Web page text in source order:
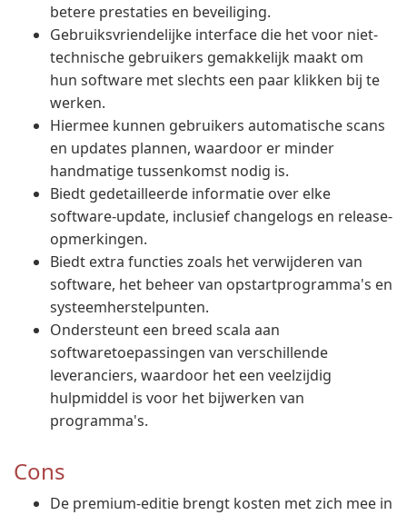
betere prestaties en beveiliging.
Gebruiksvriendelijke interface die het voor niet-
technische gebruikers gemakkelijk maakt om
hun software met slechts een paar klikken bij te
werken.
Hiermee kunnen gebruikers automatische scans
en updates plannen, waardoor er minder
handmatige tussenkomst nodig is.
Biedt gedetailleerde informatie over elke
software-update, inclusief changelogs en release-
opmerkingen.
Biedt extra functies zoals het verwijderen van
software, het beheer van opstartprogramma's en
systeemherstelpunten.
Ondersteunt een breed scala aan
softwaretoepassingen van verschillende
leveranciers, waardoor het een veelzijdig
hulpmiddel is voor het bijwerken van
programma's.
Cons
De premium-editie brengt kosten met zich mee in